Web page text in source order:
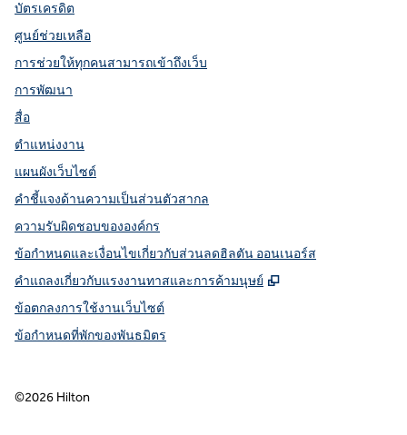
บัตรเครดิต
ศูนย์ช่วยเหลือ
การช่วยให้ทุกคนสามารถเข้าถึงเว็บ
การพัฒนา
สื่อ
ตำแหน่งงาน
แผนผังเว็บไซต์
คำชี้แจงด้านความเป็นส่วนตัวสากล
ความรับผิดชอบขององค์กร
ข้อกำหนดและเงื่อนไขเกี่ยวกับส่วนลดฮิลตัน ออนเนอร์ส
คําแถลงเกี่ยวกับแรงงานทาสและการค้ามนุษย์
,
ข้อตกลงการใช้งานเว็บไซต์
ข้อกําหนดที่พักของพันธมิตร
©2026 Hilton